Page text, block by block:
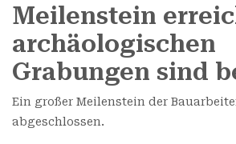
Meilenstein
archäologischen
Grabungen sind
Ein großer Meilenstein der
abgeschlossen.